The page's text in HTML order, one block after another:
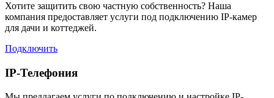
Хотите защитить свою частную собственность? Наша
компания предоставляет услуги под подключению IP-камер
для дачи и коттеджей.
Подключить
IP-Телефония